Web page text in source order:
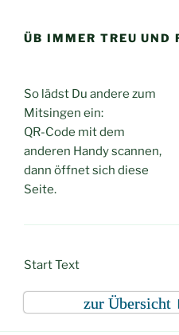
Inhalt
springen
ÜB IMMER TREU UND
So lädst Du andere zum
Mitsingen ein:
QR-Code mit dem
anderen Handy scannen,
dann öffnet sich diese
Seite.
Start Text
zur Übersicht